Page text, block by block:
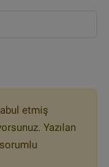
etmiş
Yazılan